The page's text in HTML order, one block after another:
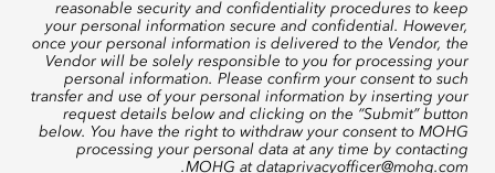
reasonable security and confidentiality procedures to keep
your personal information secure and confidential. However,
once your personal information is delivered to the Vendor, the
Vendor will be solely responsible to you for processing your
personal information. Please confirm your consent to such
transfer and use of your personal information by inserting your
request details below and clicking on the “Submit” button
below. You have the right to withdraw your consent to MOHG
processing your personal data at any time by contacting
MOHG at dataprivacyofficer@mohg.com
.